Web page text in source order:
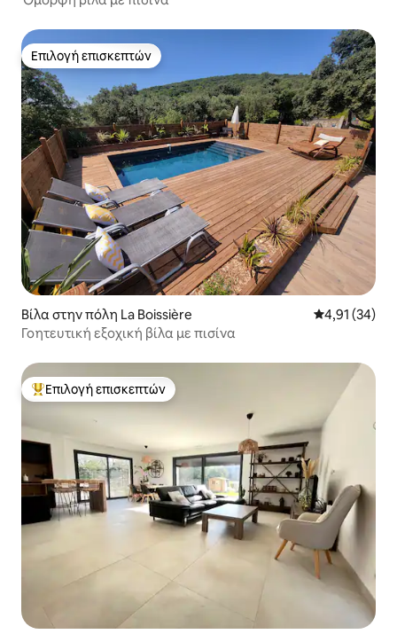
Επιλογή επισκεπτών
Επιλογή επισκεπτών
Βίλα στην πόλη La Boissière Μέση
4,91 (34)
Γοητευτική εξοχική βίλα με πισίνα
Κορυφαία επιλογή επισκεπτών
Επιλογή επισκεπτών